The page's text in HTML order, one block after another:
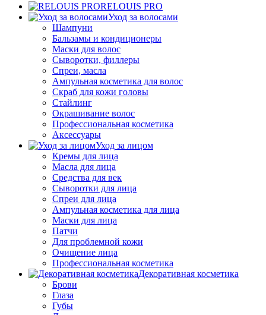
RELOUIS PRO
Уход за волосами
Шампуни
Бальзамы и кондиционеры
Маски для волос
Сыворотки, филлеры
Спреи, масла
Ампульная косметика для волос
Скраб для кожи головы
Стайлинг
Окрашивание волос
Профессиональная косметика
Аксессуары
Уход за лицом
Кремы для лица
Масла для лица
Средства для век
Сыворотки для лица
Спреи для лица
Ампульная косметика для лица
Маски для лица
Патчи
Для проблемной кожи
Очищение лица
Профессиональная косметика
Декоративная косметика
Брови
Глаза
Губы